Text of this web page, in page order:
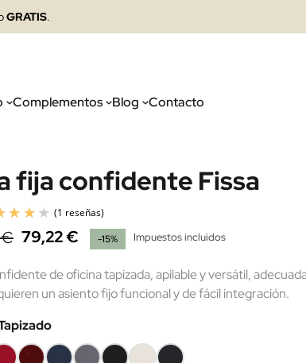
GRATIS.
Complementos Blog Contacto
fija confidente Fissa
€ 79,22 € -15% Impuestos incluidos
de oficina tapizada, apilable y versátil,
un asiento fijo funcional y de fácil integración.
GranateAzul Gris NegroPolipielPolipiel